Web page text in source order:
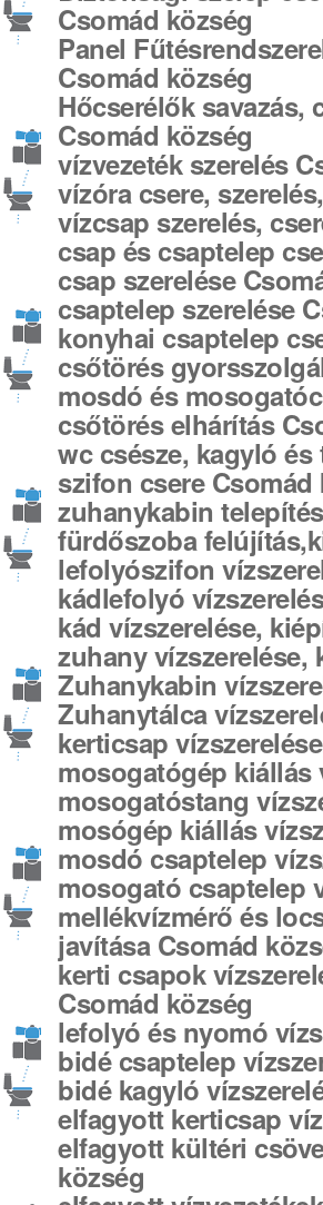
Csomád község
Panel
Csomád község
Hőcserélők savazás,
Csomád község
vízvezeték szerelés
vízóra csere,
vízcsap szerelés,
csap és csaptelep
csap szerelése
csaptelep szerelése
konyhai csaptelep
csőtörés
mosdó és
csőtörés elhárítás
wc csésze, kagyló
szifon csere Csomád
zuhanykabin
fürdőszoba
lefolyószifon
kádlefolyó
kád vízszerelése,
zuhany vízszerelése,
Zuhanykabin
Zuhanytálca
kerticsap
mosogatógép kiállás
mosogatóstang
mosógép kiállás
mosdó csaptelep
mosogató csaptelep
mellékvízmérő és
javítása Csomád
kerti csapok
Csomád község
lefolyó és nyomó
bidé csaptelep
bidé kagyló
elfagyott kerticsap
elfagyott kültéri
község